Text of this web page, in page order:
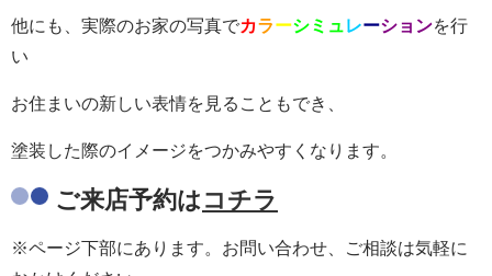
他にも、実際のお家の写真でカラーシミュレーションを行
い
お住まいの新しい表情を見ることもでき、
塗装した際のイメージをつかみやすくなります。
ご来店予約は コチラ
※ページ下部にあります。お問い合わせ、ご相談は気軽に